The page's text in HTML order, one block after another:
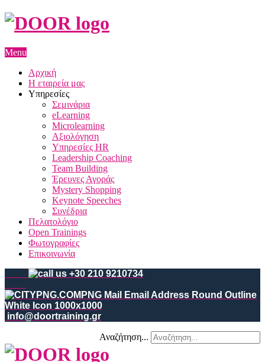
Menu
Αρχική
Η εταιρεία μας
Υπηρεσίες
Σεμινάρια
eLearning
Microlearning
Αξιολόγηση
Υπηρεσίες HR
Leadership Coaching
Team Building
Έρευνες Αγοράς
Mystery Shopping
Keynote Speeches
Συνέδρια
Πελατολόγιο
Open Trainings
Φωτογραφίες
Επικοινωνία
+30 210 9210734
info@doortraining.gr
Αναζήτηση...